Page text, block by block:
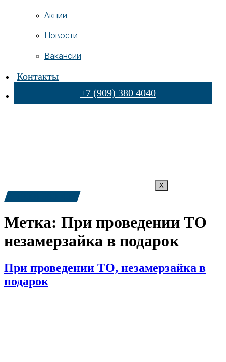
Акции
Новости
Вакансии
Контакты
+7 (909) 380 4040
X
+7 (909) 380-4040
Метка: При проведении ТО
незамерзайка в подарок
При проведении ТО, незамерзайка в
подарок